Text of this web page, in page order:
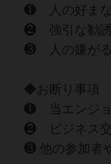
❶ 人の好まな
❷ 強引な勧誘
❸ 人の嫌がる
◆お断り事項
❶ 当エンジョ
❷ ビジネス交
❸ 他の参加者